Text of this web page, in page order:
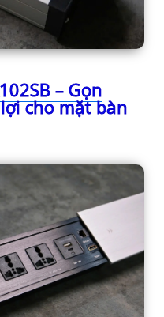
– Gọn
cho mặt bàn